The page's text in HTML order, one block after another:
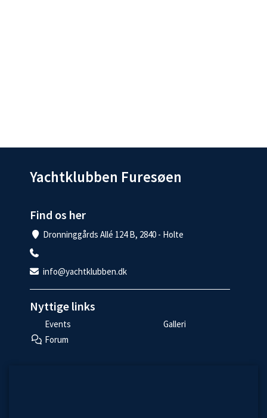
Yachtklubben Furesøen
Find os her
Dronninggårds Allé 124 B, 2840 - Holte
info@yachtklubben.dk
Nyttige links
Events
Galleri
Forum